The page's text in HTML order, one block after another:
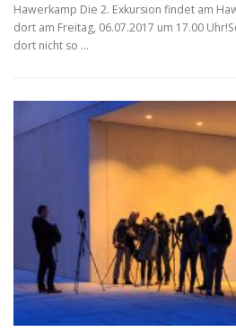
Hawerkamp Die 2. Exkursion findet am
dort am Freitag, 06.07.2017 um 17.00
dort nicht so …